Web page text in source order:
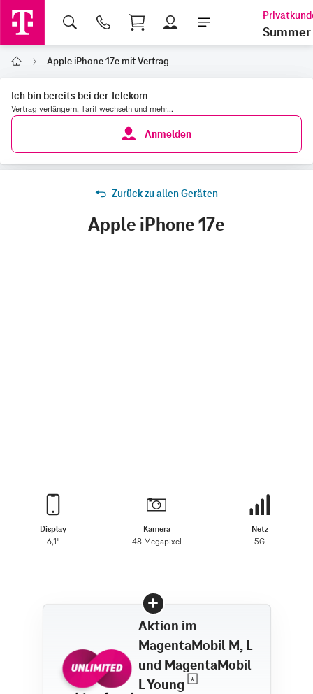
Shopping Cart
Summer
Home Apple iPhone 17e mit Vertrag
Ich bin bereits bei der Telekom
Vertrag verlängern, Tarif wechseln und mehr...
Anmelden
Zurück zu allen Geräten
Apple iPhone 17e
Display
6,1"
Kamera
48 Megapixel
Netz
5G
Aktion im
MagentaMobil M, L
und MagentaMobil
L Young